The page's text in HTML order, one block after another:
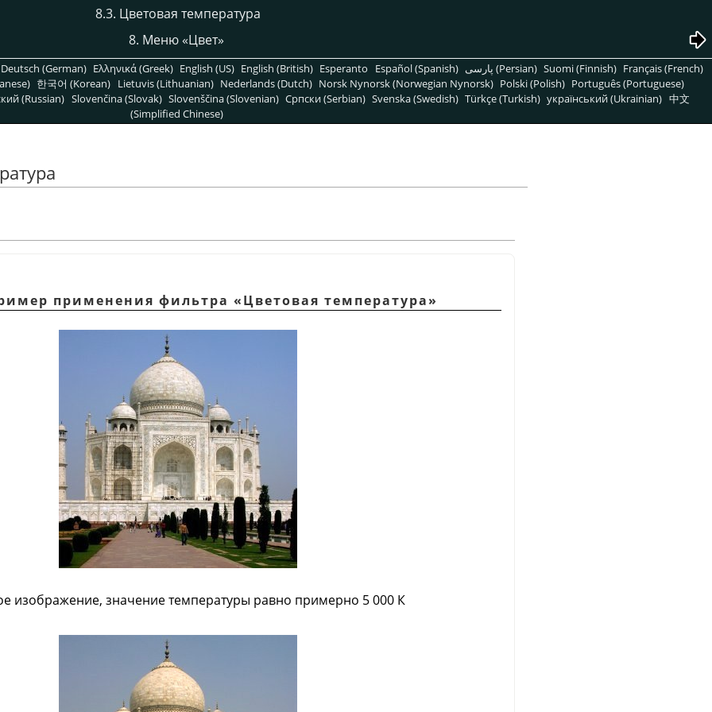
8.3. Цветовая температура
8. Меню «Цвет»
Deutsch (German) Ελληνικά (Greek) English (US) English (British) Esperanto Español (Spanish) پارسی (Persian) Suomi (Finnish) Français (French)
한국어 (Korean) Lietuvis (Lithuanian) Nederlands (Dutch) Norsk Nynorsk (Norwegian Nynorsk) Polski (Polish) Português (Portuguese)
(Russian) Slovenčina (Slovak) Slovenščina (Slovenian) Српски (Serbian) Svenska (Swedish) Türkçe (Turkish) український (Ukrainian) 中文
(Simplified Chinese)
применения фильтра «Цветовая температура»
изображение, значение температуры равно примерно 5 000 К